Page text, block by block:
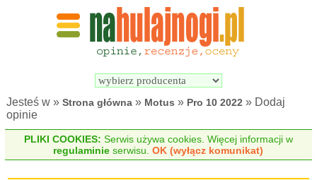
Wyszukiwarka
elektrycznych
Jesteś w »Strona główna » Motus » Pro 10 2022 » Dodaj
opinie
PLIKI COOKIES: Serwis używa cookies. Więcej informacji w
regulaminie serwisu.OK (wyłącz komunikat)